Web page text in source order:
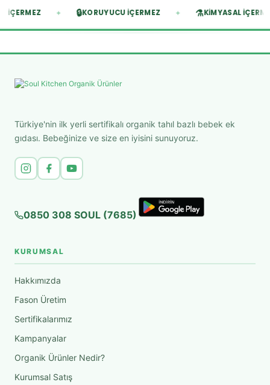
İÇERMEZ ✦ 🔒KORUYUCU İÇERMEZ ✦ ⚗️KIMYASAL
Türkiye'nin ilk yerli sertifikalı organik tahıl bazlı bebek ek
gıdası. Bebeğinize ve size en iyisini sunuyoruz.
0850 308 SOUL (7685)
KURUMSAL
Hakkımızda
Fason Üretim
Sertifikalarımız
Kampanyalar
Organik Ürünler Nedir?
Kurumsal Satış